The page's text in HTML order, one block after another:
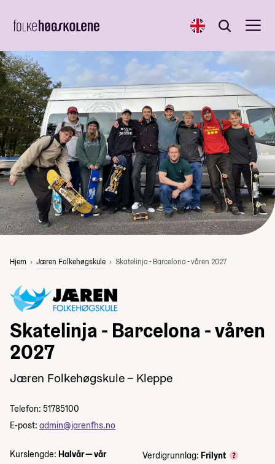
English Søk
Søk
Hjem Jæren Folkehøgskule Skatelinja - Barcelona - våren 2027
Skatelinja - Barcelona - våren
2027
Jæren Folkehøgskule – Kleppe
Telefon: 51785100
E-post: admin@jarenfhs.no
Kurslengde: Halvår — vår
Verdigrunnlag: Frilynt